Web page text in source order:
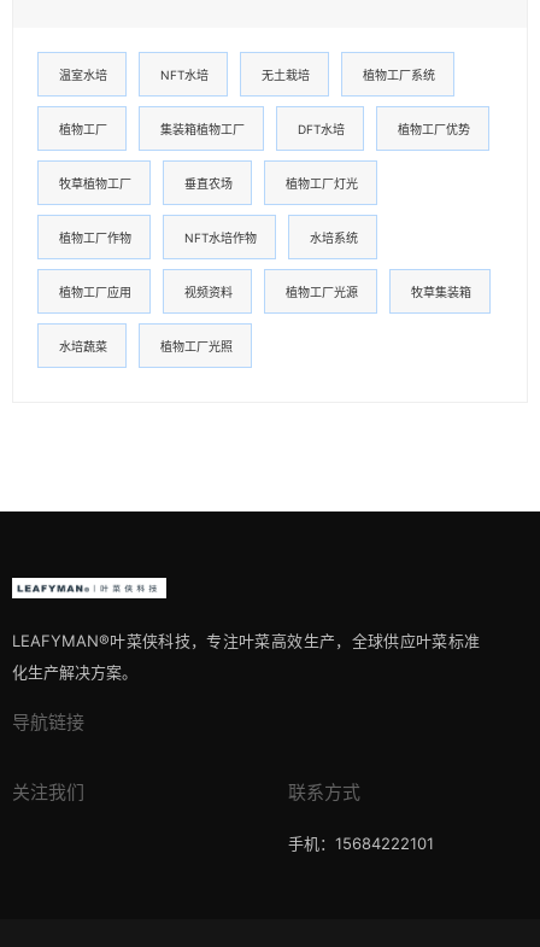
温室水培 NFT水培 无土栽培 植物工厂系统
植物工厂 集装箱植物工厂 DFT水培 植物工厂优势
牧草植物工厂 垂直农场 植物工厂灯光
植物工厂作物 NFT水培作物 水培系统
植物工厂应用 视频资料 植物工厂光源 牧草集装箱
水培蔬菜 植物工厂光照
LEAFYMAN®️叶菜侠科技，专注叶菜高效生产，全球供应叶菜标准
化生产解决方案。
导航链接
关注我们 联系方式
手机：15684222101